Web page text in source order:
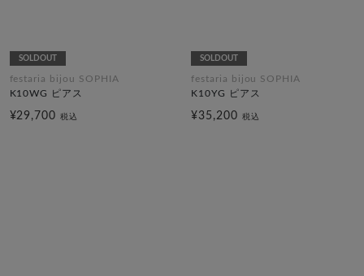
SOLDOUT
festaria bijou SOPHIA
K10WG ピアス
¥29,700税込
SOLDOUT
festaria bijou SOPHIA
K10YG ピアス
¥35,200 税込